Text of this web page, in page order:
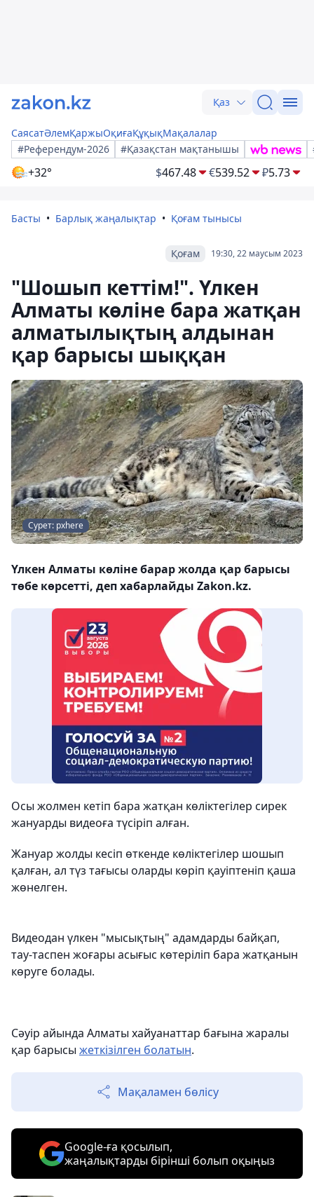
Қаз
СаясатӘлемҚаржыОқиғаҚұқықМақалалар
#Референдум-2026
#Қазақстан мақтанышы
+32° $467.48 €539.52 ₽5.73
Басты Барлық жаңалықтар Қоғам тынысы
19:30, 22 маусым 2023
Қоғам
"Шошып кеттім!". Үлкен
Алматы көліне бара жатқан
алматылықтың алдынан
қар барысы шыққан
Сурет: pxhere
Үлкен Алматы көліне барар жолда қар барысы
төбе көрсетті, деп хабарлайды Zakon.kz.
Осы жолмен кетіп бара жатқан көліктегілер сирек
жануарды видеоға түсіріп алған.
Жануар жолды кесіп өткенде көліктегілер шошып
қалған, ал түз тағысы оларды көріп қауіптеніп қаша
жөнелген.
Видеодан үлкен "мысықтың" адамдарды байқап,
тау-таспен жоғары асығыс көтеріліп бара жатқанын
көруге болады.
Сәуір айында Алматы хайуанаттар бағына жаралы
қар барысы жеткізілген болатын.
Мақаламен бөлісу
Google-ға қосылып,
жаңалықтарды бірінші болып оқыңыз